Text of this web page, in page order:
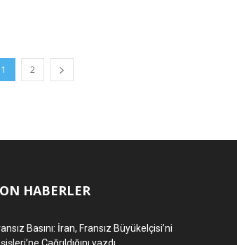
1 2
HABERLER
Basını: İran, Fransız Büyükelçisi’ni